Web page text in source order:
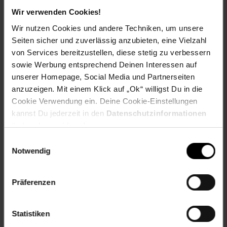
Wir verwenden Cookies!
Wir nutzen Cookies und andere Techniken, um unsere
Seiten sicher und zuverlässig anzubieten, eine Vielzahl
von Services bereitzustellen, diese stetig zu verbessern
sowie Werbung entsprechend Deinen Interessen auf
unserer Homepage, Social Media und Partnerseiten
anzuzeigen. Mit einem Klick auf „Ok“ willigst Du in die
Cookie Verwendung ein. Deine Cookie-Einstellungen
kannst Du jederzeit in den Datenschutzinformationen
ändern bzw. widerrufen.
Notwendig
Präferenzen
Statistiken
Material: Glas
Merkmal: Spülmaschinengeeignet,
Temperaturbeständig bis max. 100°C
Inhalt (in ml): 220
Set-Größe: 6er Set
Maßangabe: 220 ml
Varianten-Farbe: transparent
Artikelnummer: 2859861000